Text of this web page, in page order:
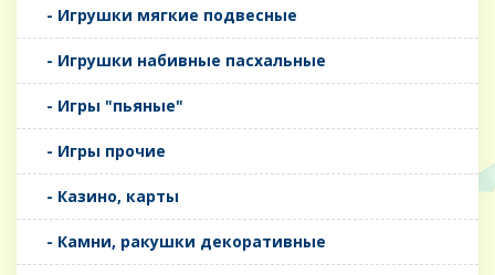
- Игрушки мягкие подвесные
- Игрушки набивные пасхальные
- Игры "пьяные"
- Игры прочие
- Казино, карты
- Камни, ракушки декоративные